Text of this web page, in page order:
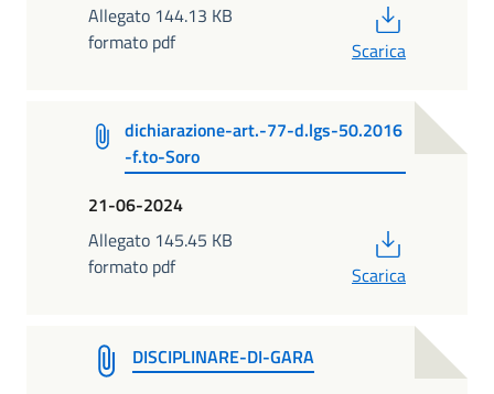
Allegato 144.13 KB
formato pdf
Scarica
dichiarazione-art.-77-d.lgs-50.2016
-f.to-Soro
21-06-2024
Allegato 145.45 KB
formato pdf
Scarica
DISCIPLINARE-DI-GARA